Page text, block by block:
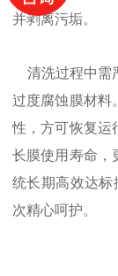
并剥离污垢。
清洗过程中需
过度腐蚀膜材料
性，方可恢复运
长膜使用寿命，
统长期高效达标
次精心呵护。